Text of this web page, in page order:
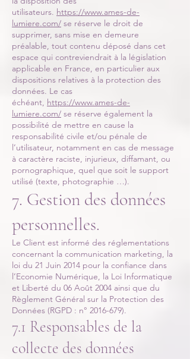
utilisateurs. https://www.ames-de-
lumiere.com/ se réserve le droit de
supprimer, sans mise en demeure
préalable, tout contenu déposé dans cet
espace qui contreviendrait à la législation
applicable en France, en particulier aux
dispositions relatives à la protection des
données. Le cas
échéant, https://www.ames-de-
lumiere.com/ se réserve également la
possibilité de mettre en cause la
responsabilité civile et/ou pénale de
l’utilisateur, notamment en cas de message
à caractère raciste, injurieux, diffamant, ou
pornographique, quel que soit le support
utilisé (texte, photographie …).
7. Gestion des données
personnelles.
Le Client est informé des réglementations
concernant la communication marketing, la
loi du 21 Juin 2014 pour la confiance dans
l’Economie Numérique, la Loi Informatique
et Liberté du 06 Août 2004 ainsi que du
Règlement Général sur la Protection des
Données (RGPD : n° 2016-679).
7.1 Responsables de la
collecte des données